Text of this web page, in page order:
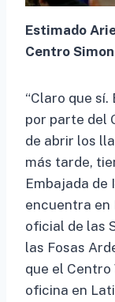
Estimado
Centro
“Claro que
por parte del
de abrir los
más tarde,
Embajada de
encuentra en
oficial de las
las Fosas
que el
oficina en